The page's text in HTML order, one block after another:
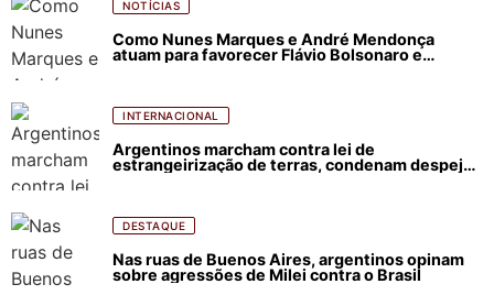
NOTÍCIAS
Como Nunes Marques e André Mendonça
atuam para favorecer Flávio Bolsonaro e
INTERNACIONAL
Argentinos marcham contra lei de
estrangeirização de terras, condenam despejos
DESTAQUE
Nas ruas de Buenos Aires, argentinos opinam
sobre agressões de Milei contra o Brasil